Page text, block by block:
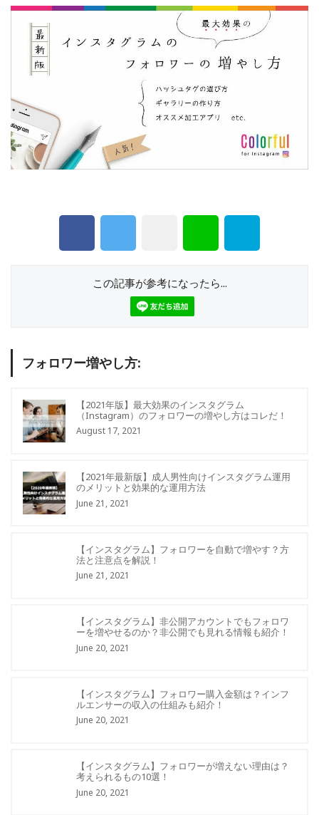
この記事が参考になったら...
フォロワー増やし方:
【2021年版】最大効果のインスタグラム
（Instagram）のフォロワーの増やし方はコレだ！
August 17, 2021
【2021年最新版】成人男性向けインスタグラム運用
のメリットと効果的な運用方法
June 21, 2021
【インスタグラム】フォロワーを自動で増やす？方
法と注意点を解説！
June 21, 2021
【インスタグラム】非公開アカウントでもフォロワ
ーを増やせるのか？非公開でも見れる情報も紹介！
June 20, 2021
【インスタグラム】フォロワー購入金額は？インフ
ルエンサーの収入の仕組みも紹介！
June 20, 2021
【インスタグラム】フォロワーが増えない理由は？
考えられるもの10選！
June 20, 2021